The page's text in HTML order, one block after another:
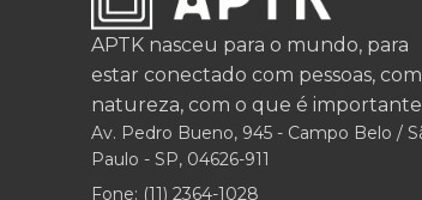
APTK nasceu para o mundo, para
estar conectado com pessoas,
natureza, com o que é
Av. Pedro Bueno, 945 - Campo Belo /
Paulo - SP, 04626-911
Fone: (11) 2364-1028